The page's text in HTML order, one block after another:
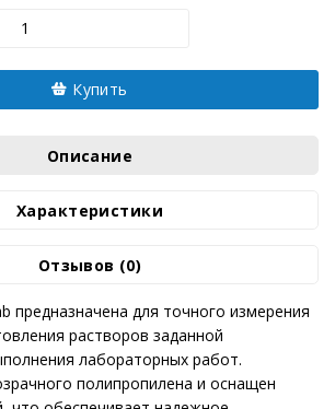
Купить
Описание
Характеристики
Отзывов (0)
предназначена для точного измерения
растворов заданной
лабораторных работ.
полипропилена и оснащен